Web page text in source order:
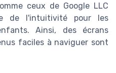
ceux de Google LLC
de l'intuitivité pour les
Ainsi, des écrans
faciles à naviguer sont